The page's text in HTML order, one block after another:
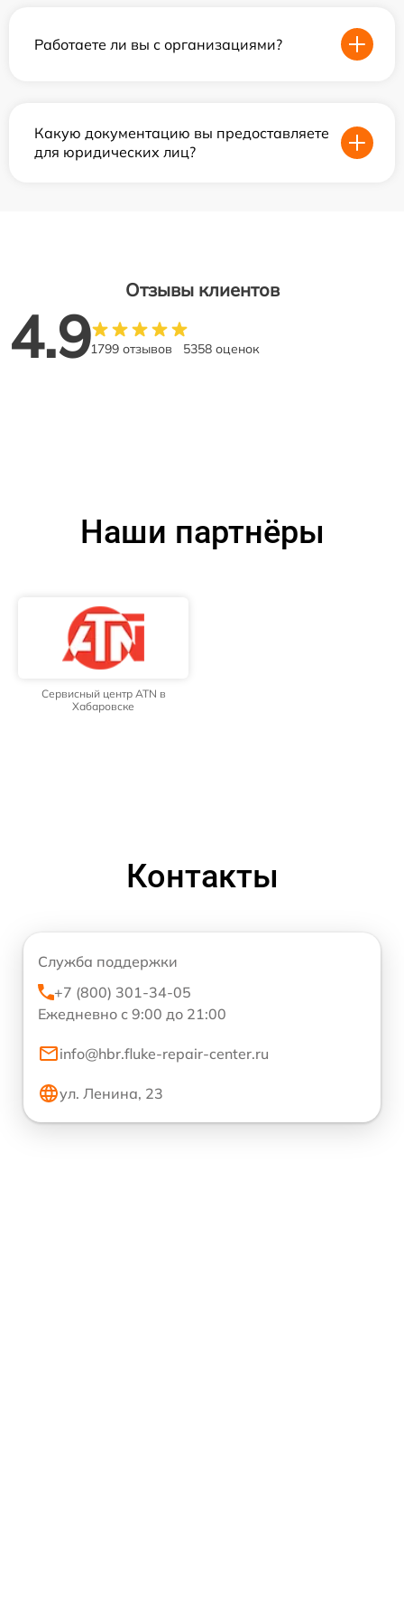
Работаете ли вы с организациями?
Какую документацию вы предоставляете
для юридических лиц?
Отзывы клиентов
4.91799 отзывов 5358 оценок
Наши партнёры
Сервисный центр ATN в
Хабаровске
Контакты
Служба поддержки
+7 (800) 301-34-05
Ежедневно с 9:00 до 21:00
info@hbr.fluke-repair-center.ru
ул. Ленина, 23